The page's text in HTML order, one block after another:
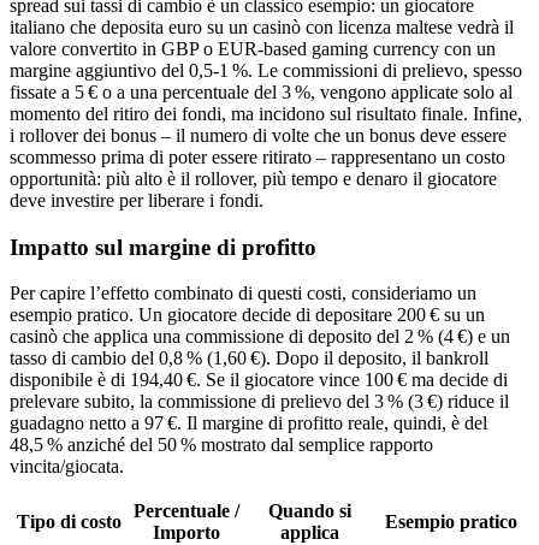
spread sui tassi di cambio è un classico esempio: un giocatore
italiano che deposita euro su un casinò con licenza maltese vedrà il
valore convertito in GBP o EUR‑based gaming currency con un
margine aggiuntivo del 0,5‑1 %. Le commissioni di prelievo, spesso
fissate a 5 € o a una percentuale del 3 %, vengono applicate solo al
momento del ritiro dei fondi, ma incidono sul risultato finale. Infine,
i rollover dei bonus – il numero di volte che un bonus deve essere
scommesso prima di poter essere ritirato – rappresentano un costo
opportunità: più alto è il rollover, più tempo e denaro il giocatore
deve investire per liberare i fondi.
Impatto sul margine di profitto
Per capire l’effetto combinato di questi costi, consideriamo un
esempio pratico. Un giocatore decide di depositare 200 € su un
casinò che applica una commissione di deposito del 2 % (4 €) e un
tasso di cambio del 0,8 % (1,60 €). Dopo il deposito, il bankroll
disponibile è di 194,40 €. Se il giocatore vince 100 € ma decide di
prelevare subito, la commissione di prelievo del 3 % (3 €) riduce il
guadagno netto a 97 €. Il margine di profitto reale, quindi, è del
48,5 % anziché del 50 % mostrato dal semplice rapporto
vincita/giocata.
Tipo di costo
Percentuale /
Importo
Quando si
applica
Esempio pratico